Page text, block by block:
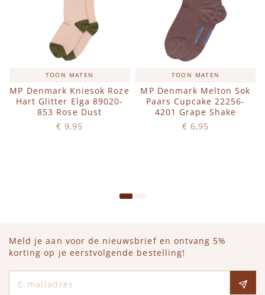
TOON MATEN
MP Denmark Kniesok Roze
Hart Glitter Elga 89020-
853 Rose Dust
€ 9,95
TOON MATEN
MP Denmark Melton Sok
Paars Cupcake 22256-
4201 Grape Shake
€ 6,95
Meld je aan voor de nieuwsbrief en ontvang 5%
korting op je eerstvolgende bestelling!